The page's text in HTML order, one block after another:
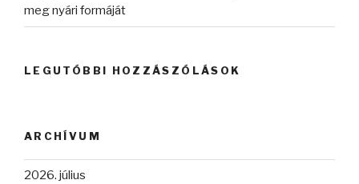
meg nyári formáját
LEGUTÓBBI HOZZÁSZÓLÁSOK
ARCHÍVUM
2026. július